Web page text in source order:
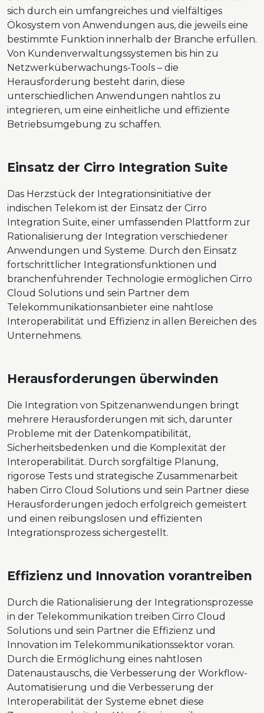
sich durch ein umfangreiches und vielfältiges
Ökosystem von Anwendungen aus, die jeweils eine
bestimmte Funktion innerhalb der Branche erfüllen.
Von Kundenverwaltungssystemen bis hin zu
Netzwerküberwachungs-Tools – die
Herausforderung besteht darin, diese
unterschiedlichen Anwendungen nahtlos zu
integrieren, um eine einheitliche und effiziente
Betriebsumgebung zu schaffen.
Einsatz der Cirro Integration Suite
Das Herzstück der Integrationsinitiative der
indischen Telekom ist der Einsatz der Cirro
Integration Suite, einer umfassenden Plattform zur
Rationalisierung der Integration verschiedener
Anwendungen und Systeme. Durch den Einsatz
fortschrittlicher Integrationsfunktionen und
branchenführender Technologie ermöglichen Cirro
Cloud Solutions und sein Partner dem
Telekommunikationsanbieter eine nahtlose
Interoperabilität und Effizienz in allen Bereichen des
Unternehmens.
Herausforderungen überwinden
Die Integration von Spitzenanwendungen bringt
mehrere Herausforderungen mit sich, darunter
Probleme mit der Datenkompatibilität,
Sicherheitsbedenken und die Komplexität der
Interoperabilität. Durch sorgfältige Planung,
rigorose Tests und strategische Zusammenarbeit
haben Cirro Cloud Solutions und sein Partner diese
Herausforderungen jedoch erfolgreich gemeistert
und einen reibungslosen und effizienten
Integrationsprozess sichergestellt.
Effizienz und Innovation vorantreiben
Durch die Rationalisierung der Integrationsprozesse
in der Telekommunikation treiben Cirro Cloud
Solutions und sein Partner die Effizienz und
Innovation im Telekommunikationssektor voran.
Durch die Ermöglichung eines nahtlosen
Datenaustauschs, die Verbesserung der Workflow-
Automatisierung und die Verbesserung der
Interoperabilität der Systeme ebnet diese